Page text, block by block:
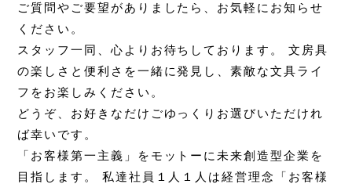
ご質問やご要望がありましたら、お気軽にお知らせ
ください。
スタッフ一同、心よりお待ちしております。 文房具
の楽しさと便利さを一緒に発見し、素敵な文具ライ
フをお楽しみください。
どうぞ、お好きなだけごゆっくりお選びいただけれ
ば幸いです。
「お客様第一主義」をモットーに未来創造型企業を
目指します。 私達社員１人１人は経営理念「お客様